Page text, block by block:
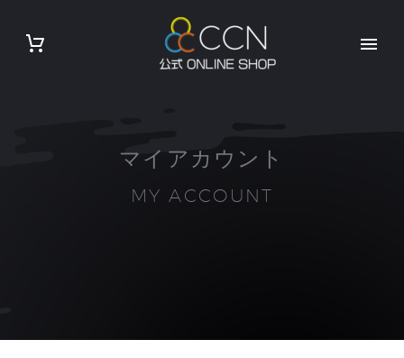
マイアカウント
MY ACCOUNT